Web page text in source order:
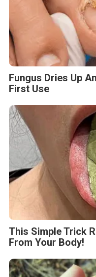
Fungus Dries Up
First Use
This Simple Trick
From Your Body!